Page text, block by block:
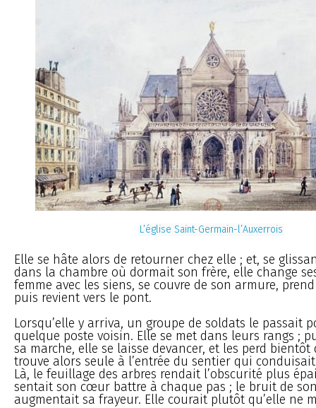
L’église Saint-Germain-l’Auxerrois
Elle se hâte alors de retourner chez elle ; et, se
dans la chambre où dormait son frère, elle change
femme avec les siens, se couvre de son armure,
puis revient vers le pont.
Lorsqu’elle y arriva, un groupe de soldats le passait
quelque poste voisin. Elle se met dans leurs rangs ;
sa marche, elle se laisse devancer, et les perd bientôt
trouve alors seule à l’entrée du sentier qui
Là, le feuillage des arbres rendait l’obscurité plus
sentait son cœur battre à chaque pas ; le bruit de
augmentait sa frayeur. Elle courait plutôt qu’elle ne